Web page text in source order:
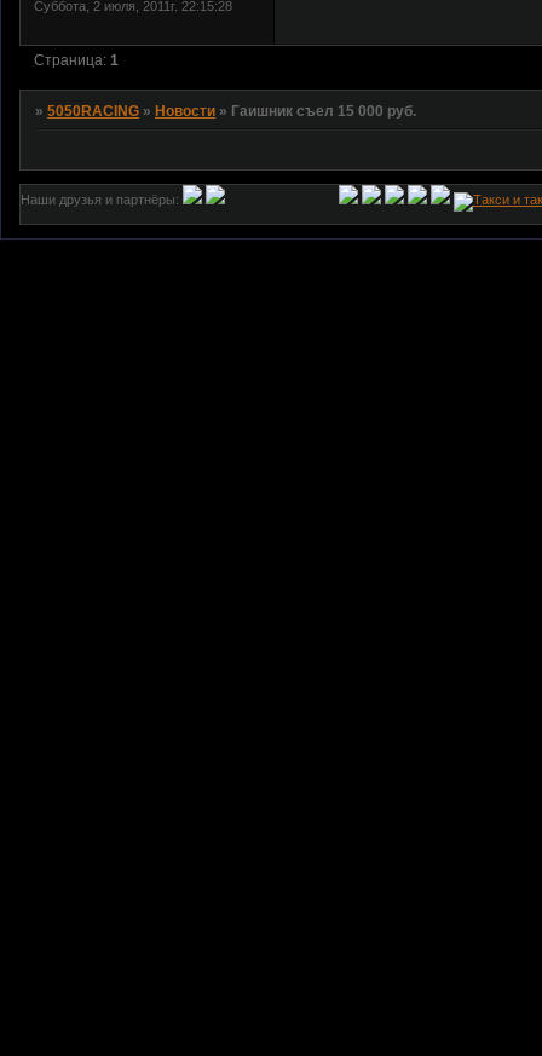
Суббота, 2 июля, 2011г. 22:15:28
Страница:1
»5050RACING »Новости » Гаишник съел 15 000 руб.
Наши друзья и партнёры: